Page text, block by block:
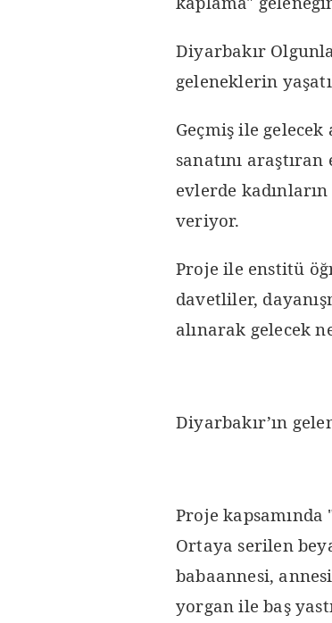
Diyarbakır
geleneklerin
Geçmiş ile
sanatını
evlerde
veriyor.
Proje ile enstitü
davetliler,
alınarak gelecek
Diyarbakır’ın
Proje kapsamında
Ortaya serilen
babaannesi,
yorgan ile baş